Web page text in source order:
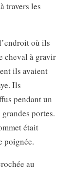
travers les
où ils
cheval à gravir
ils avaient
Ils
pendant un
portes.
était
poignée.
au